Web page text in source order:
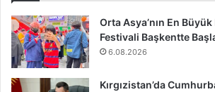
Orta Asya’nın En
Festivali Başkentte
6.08.2026
Kırgızistan’da